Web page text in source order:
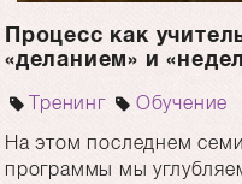
Процесс как
«деланием» и
Тренинг
Обучение
На этом последнем
программы мы